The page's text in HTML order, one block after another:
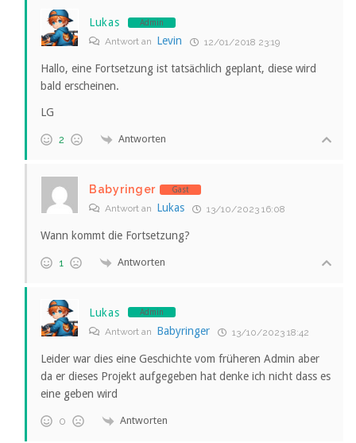
Lukas Admin
Antwort an Levin 12/01/2018 23:19
Hallo, eine Fortsetzung ist tatsächlich geplant, diese wird
bald erscheinen.
LG
2 Antworten
Babyringer Gast
Antwort an Lukas 13/10/2023 16:08
Wann kommt die Fortsetzung?
1 Antworten
Lukas Admin
Antwort an Babyringer 13/10/2023 18:42
Leider war dies eine Geschichte vom früheren Admin aber
da er dieses Projekt aufgegeben hat denke ich nicht dass es
eine geben wird
0 Antworten